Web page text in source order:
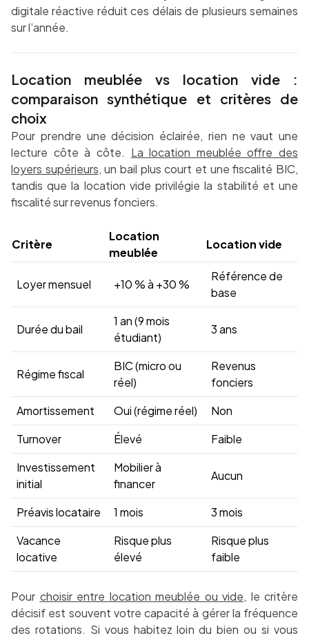
digitale réactive réduit ces délais de plusieurs semaines
sur l’année.
Location meublée vs location vide :
comparaison synthétique et critères de
choix
Pour prendre une décision éclairée, rien ne vaut une
lecture côte à côte. La location meublée offre des
loyers supérieurs, un bail plus court et une fiscalité BIC,
tandis que la location vide privilégie la stabilité et une
fiscalité sur revenus fonciers.
Critère
Location
meublée
Location vide
Loyer mensuel +10 % à +30 %
Référence de
base
Durée du bail
1 an (9 mois
étudiant)
3 ans
Régime fiscal
BIC (micro ou
réel)
Revenus
fonciers
Amortissement
Oui (régime réel)
Non
Turnover
Élevé
Faible
Investissement
initial
Mobilier à
financer
Aucun
Préavis locataire 1 mois
3 mois
Vacance
locative
Risque plus
élevé
Risque plus
faible
Pour choisir entre location meublée ou vide, le critère
décisif est souvent votre capacité à gérer la fréquence
des rotations. Si vous habitez loin du bien ou si vous